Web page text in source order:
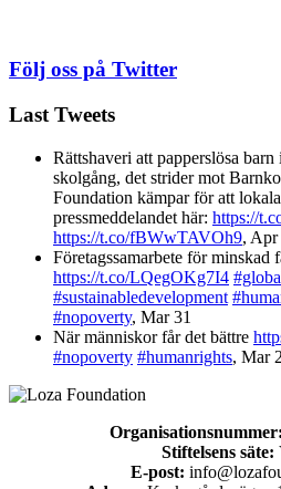
Följ oss på Twitter
Last Tweets
Rättshaveri att papperslösa
skolgång, det strider mot
Foundation kämpar för att
pressmeddelandet här: https://
https://t.co/fBWwTAVOh9, Apr
Företagssamarbete för minskad
https://t.co/LQegOKg7I4
#sustainabledevelopment
#nopoverty, Mar 31
När människor får det bättre
#nopoverty #humanrights, Mar
Organisationsnummer:
Stiftelsens säte:
E-post: